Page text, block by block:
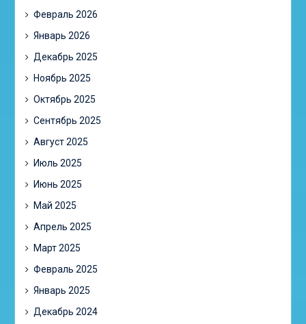
Февраль 2026
Январь 2026
Декабрь 2025
Ноябрь 2025
Октябрь 2025
Сентябрь 2025
Август 2025
Июль 2025
Июнь 2025
Май 2025
Апрель 2025
Март 2025
Февраль 2025
Январь 2025
Декабрь 2024